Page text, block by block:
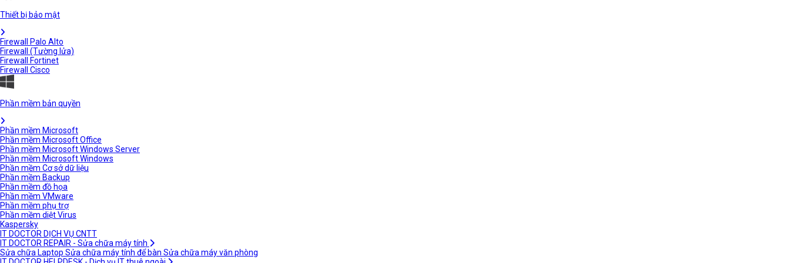
Thiết bị bảo mật
Firewall Palo Alto
Firewall (Tường lửa)
Firewall Fortinet
Firewall Cisco
Phần mềm bản quyền
Phần mềm Microsoft
Phần mềm Microsoft Office
Phần mềm Microsoft Windows Server
Phần mềm Microsoft Windows
Phần mềm Cơ sở dữ liệu
Phần mềm Backup
Phần mềm đồ họa
Phần mềm VMware
Phần mềm phụ trợ
Phần mềm diệt Virus
Kaspersky
IT DOCTOR DỊCH VỤ CNTT
IT DOCTOR REPAIR - Sửa chữa máy tính
Sửa chữa Laptop Sửa chữa máy tính để bàn Sửa chữa máy văn phòng